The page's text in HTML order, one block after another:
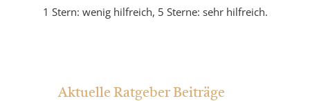
1 Stern: wenig hilfreich, 5 Sterne: sehr hilfreich.
Aktuelle Ratgeber Beiträge